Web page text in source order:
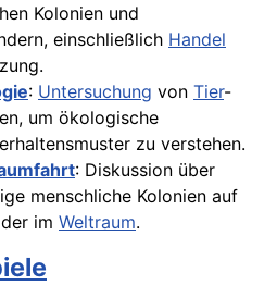
Kolonien und
einschließlich Handel
: Untersuchung von Tier-
um ökologische
zu verstehen.
: Diskussion über
menschliche Kolonien auf
im Weltraum.